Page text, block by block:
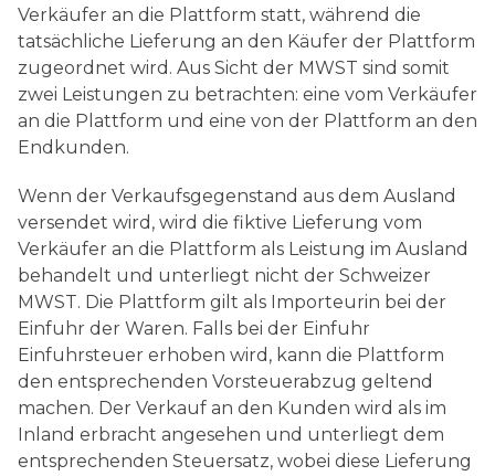
Verkäufer an die Plattform statt, während die
tatsächliche Lieferung an den Käufer der Plattform
zugeordnet wird. Aus Sicht der MWST sind somit
zwei Leistungen zu betrachten: eine vom Verkäufer
an die Plattform und eine von der Plattform an den
Endkunden.
Wenn der Verkaufsgegenstand aus dem Ausland
versendet wird, wird die fiktive Lieferung vom
Verkäufer an die Plattform als Leistung im Ausland
behandelt und unterliegt nicht der Schweizer
MWST. Die Plattform gilt als Importeurin bei der
Einfuhr der Waren. Falls bei der Einfuhr
Einfuhrsteuer erhoben wird, kann die Plattform
den entsprechenden Vorsteuerabzug geltend
machen. Der Verkauf an den Kunden wird als im
Inland erbracht angesehen und unterliegt dem
entsprechenden Steuersatz, wobei diese Lieferung